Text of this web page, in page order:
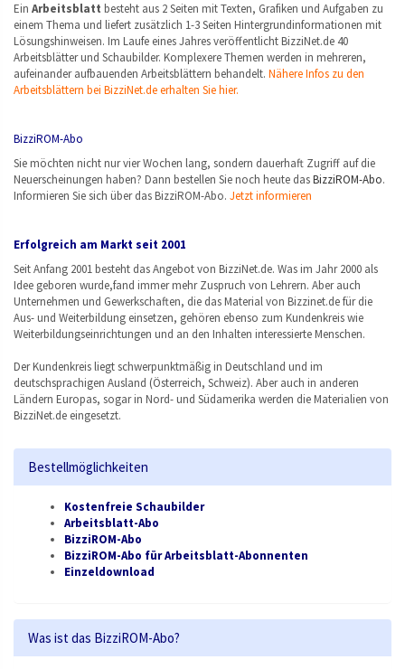
Ein Arbeitsblatt besteht aus 2 Seiten mit Texten, Grafiken und Aufgaben zu
einem Thema und liefert zusätzlich 1-3 Seiten Hintergrundinformationen mit
Lösungshinweisen. Im Laufe eines Jahres veröffentlicht BizziNet.de 40
Arbeitsblätter und Schaubilder. Komplexere Themen werden in mehreren,
aufeinander aufbauenden Arbeitsblättern behandelt. Nähere Infos zu den
Arbeitsblättern bei BizziNet.de erhalten Sie hier.
BizziROM-Abo
Sie möchten nicht nur vier Wochen lang, sondern dauerhaft Zugriff auf die
Neuerscheinungen haben? Dann bestellen Sie noch heute dasBizziROM-Abo.
Informieren Sie sich über das BizziROM-Abo. Jetzt informieren
Erfolgreich am Markt seit 2001
Seit Anfang 2001 besteht das Angebot von BizziNet.de. Was im Jahr 2000 als
Idee geboren wurde,fand immer mehr Zuspruch von Lehrern. Aber auch
Unternehmen und Gewerkschaften, die das Material von Bizzinet.de für die
Aus- und Weiterbildung einsetzen, gehören ebenso zum Kundenkreis wie
Weiterbildungseinrichtungen und an den Inhalten interessierte Menschen.
Der Kundenkreis liegt schwerpunktmäßig in Deutschland und im
deutschsprachigen Ausland (Österreich, Schweiz). Aber auch in anderen
Ländern Europas, sogar in Nord- und Südamerika werden die Materialien von
BizziNet.de eingesetzt.
Bestellmöglichkeiten
Kostenfreie Schaubilder
Arbeitsblatt-Abo
BizziROM-Abo
BizziROM-Abo für Arbeitsblatt-Abonnenten
Einzeldownload
Was ist das BizziROM-Abo?